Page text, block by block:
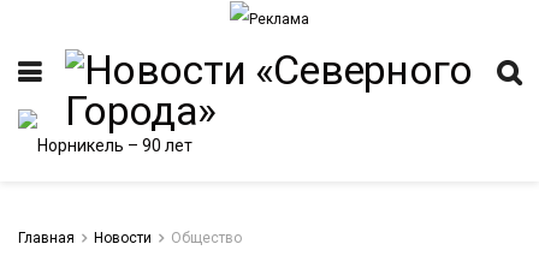
Главная Новости Общество